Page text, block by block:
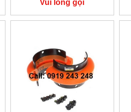
Vui lòng gọi